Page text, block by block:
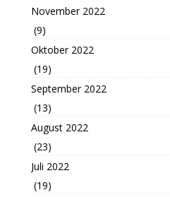
November 2022
(9)
Oktober 2022
(19)
September 2022
(13)
August 2022
(23)
Juli 2022
(19)